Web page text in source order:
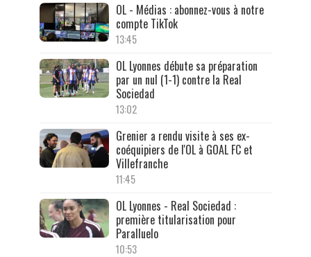
OL - Médias : abonnez-vous à notre
compte TikTok
13:45
OL Lyonnes débute sa préparation
par un nul (1-1) contre la Real
Sociedad
13:02
Grenier a rendu visite à ses ex-
coéquipiers de l'OL à GOAL FC et
Villefranche
11:45
OL Lyonnes - Real Sociedad :
première titularisation pour
Paralluelo
10:53